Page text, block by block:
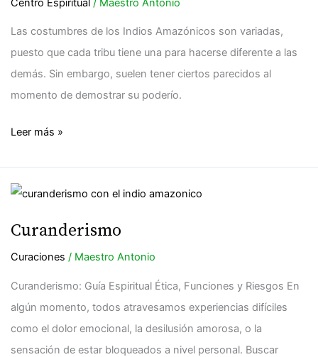
Las costumbres de los Indios Amazónicos son variadas,
puesto que cada tribu tiene una para hacerse diferente a las
demás. Sin embargo, suelen tener ciertos parecidos al
momento de demostrar su poderío.
Leer más »
Curanderismo
Curaciones / Maestro Antonio
Curanderismo: Guía Espiritual Ética, Funciones y Riesgos En
algún momento, todos atravesamos experiencias difíciles
como el dolor emocional, la desilusión amorosa, o la
sensación de estar bloqueados a nivel personal. Buscar
Curanderismo